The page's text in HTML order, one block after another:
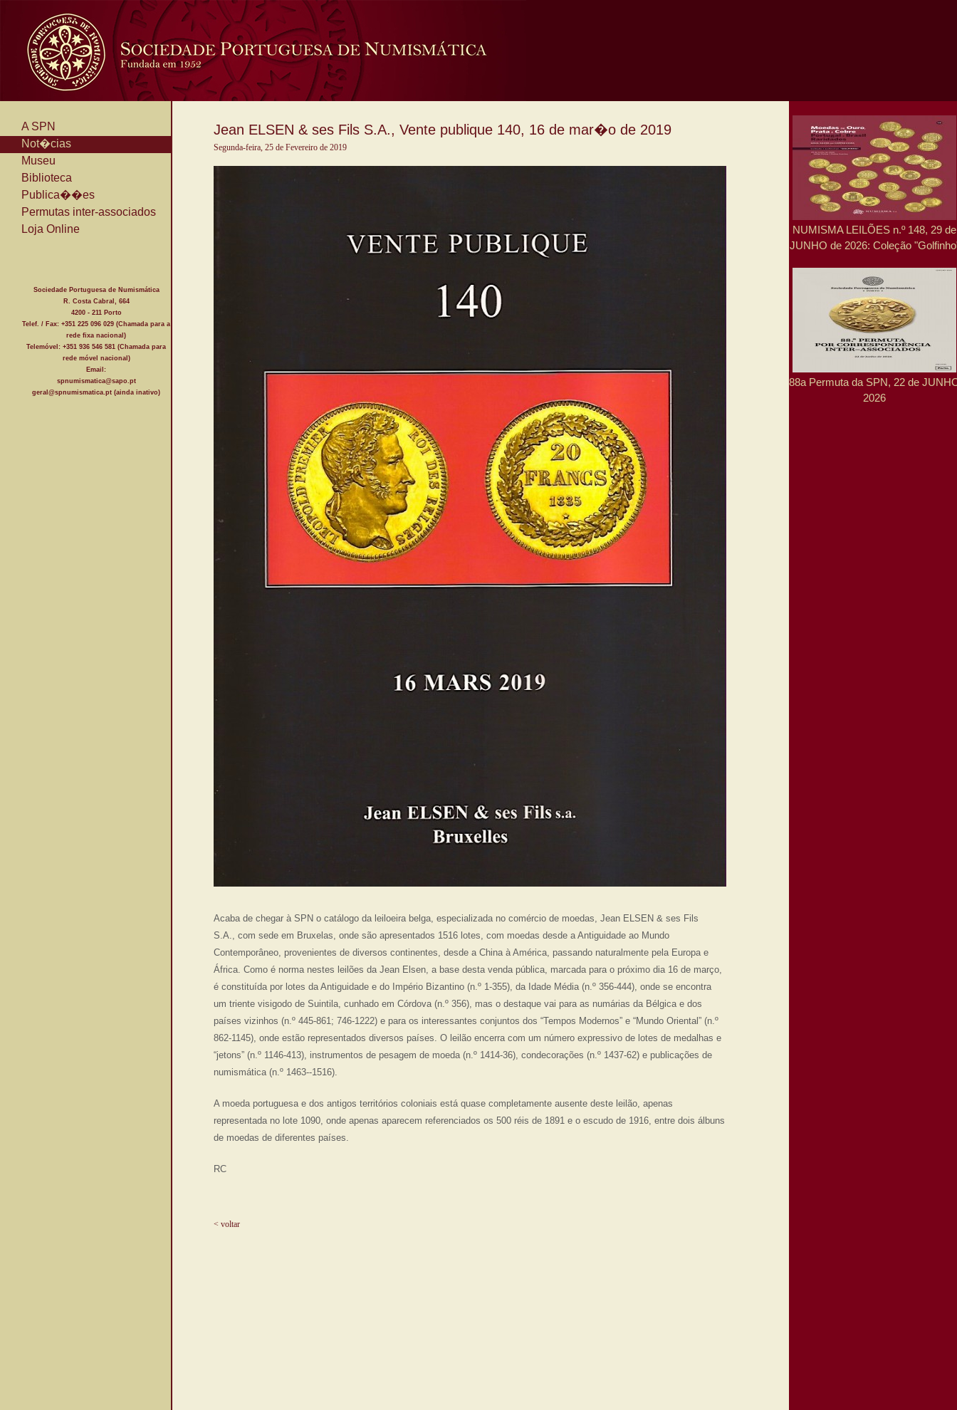
A SPN
Not�cias
Museu
Biblioteca
Publica��es
Permutas inter-associados
Loja Online
Sociedade Portuguesa de Numismática
R. Costa Cabral, 664
4200 - 211 Porto
Telef. / Fax: +351 225 096 029 (Chamada para a
rede fixa nacional)
Telemóvel: +351 936 546 581 (Chamada para
rede móvel nacional)
Email:
spnumismatica@sapo.pt
geral@spnumismatica.pt (ainda inativo)
Jean ELSEN & ses Fils S.A., Vente publique 140, 16 de mar�o de 2019
Segunda-feira, 25 de Fevereiro de 2019
Acaba de chegar à SPN o catálogo da leiloeira belga, especializada no comércio de moedas, Jean ELSEN & ses Fils
S.A., com sede em Bruxelas, onde são apresentados 1516 lotes, com moedas desde a Antiguidade ao Mundo
Contemporâneo, provenientes de diversos continentes, desde a China à América, passando naturalmente pela Europa e
África. Como é norma nestes leilões da Jean Elsen, a base desta venda pública, marcada para o próximo dia 16 de março,
é constituída por lotes da Antiguidade e do Império Bizantino (n.º 1-355), da Idade Média (n.º 356-444), onde se encontra
um triente visigodo de Suintila, cunhado em Córdova (n.º 356), mas o destaque vai para as numárias da Bélgica e dos
países vizinhos (n.º 445-861; 746-1222) e para os interessantes conjuntos dos “Tempos Modernos” e “Mundo Oriental” (n.º
862-1145), onde estão representados diversos países. O leilão encerra com um número expressivo de lotes de medalhas e
“jetons” (n.º 1146-413), instrumentos de pesagem de moeda (n.º 1414-36), condecorações (n.º 1437-62) e publicações de
numismática (n.º 1463--1516).
A moeda portuguesa e dos antigos territórios coloniais está quase completamente ausente deste leilão, apenas
representada no lote 1090, onde apenas aparecem referenciados os 500 réis de 1891 e o escudo de 1916, entre dois álbuns
de moedas de diferentes países.
RC
< voltar
NUMISMA LEILÕES n.º 148, 29 de
JUNHO de 2026: Coleção
88a Permuta da SPN, 22 de
2026